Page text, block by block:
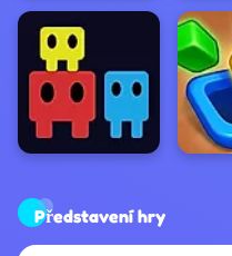
Představení hry